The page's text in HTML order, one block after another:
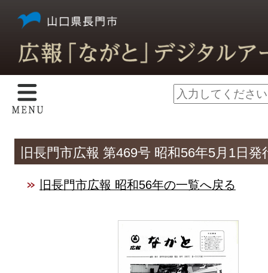
旧長門市広報 第469号 昭和56年5月1日発
旧長門市広報 昭和56年の一覧へ戻る